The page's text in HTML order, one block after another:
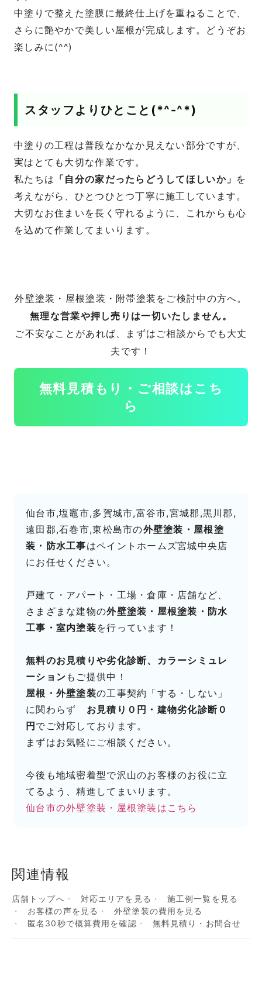
中塗りで整えた塗膜に最終仕上げを重ねることで、
さらに艶やかで美しい屋根が完成します。どうぞお
楽しみに(^^)
スタッフよりひとこと(*^-^*)
中塗りの工程は普段なかなか見えない部分ですが、
実はとても大切な作業です。
私たちは 「自分の家だったらどうしてほしいか」 を
考えながら、ひとつひとつ丁寧に施工しています。
大切なお住まいを長く守れるように、これからも心
を込めて作業してまいります。
外壁塗装・屋根塗装・附帯塗装をご検討中の方へ。
無理な営業や押し売りは一切いたしません。
ご不安なことがあれば、まずはご相談からでも大丈
夫です！
無料見積もり・ご相談はこち
ら
仙台市,塩竈市,多賀城市,富谷市,宮城郡,黒川郡,
遠田郡,石巻市,東松島市の外壁塗装・屋根塗
装・防水工事はペイントホームズ宮城中央店
にお任せください。
戸建て・アパート・工場・倉庫・店舗など、
さまざまな建物の外壁塗装・屋根塗装・防水
工事・室内塗装を行っています！
無料のお見積りや劣化診断、カラーシミュレ
ーション もご提供中！
屋根・外壁塗装の工事契約「する・しない」
に関わらず お見積り０円・建物劣化診断０
円でご対応しております。
まずはお気軽にご相談ください。
今後も地域密着型で沢山のお客様のお役に立
てるよう、精進してまいります。
仙台市の外壁塗装・屋根塗装はこちら
関連情報
店舗トップへ 対応エリアを見る
施工例一覧を見る
お客様の声を見る
外壁塗装の費用を見る
匿名30秒で概算費用を確認
無料見積り・お問合せ